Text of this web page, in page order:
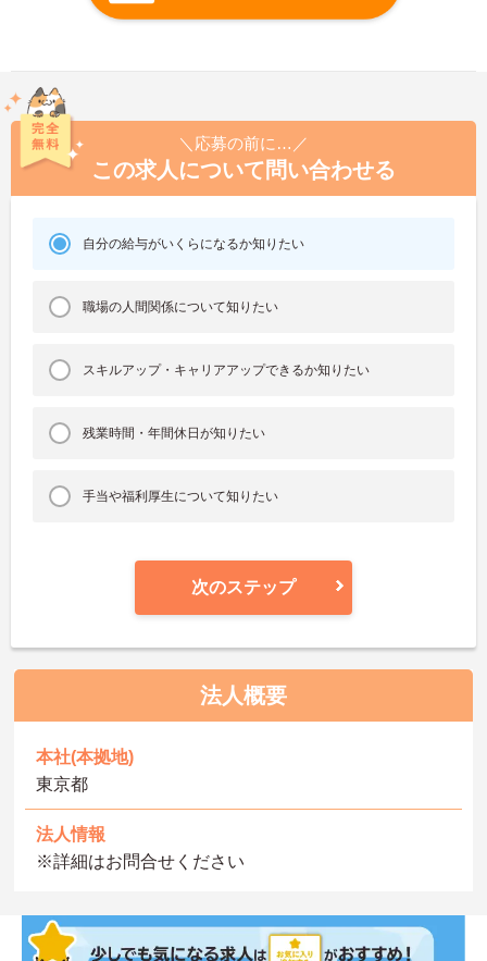
＼応募の前に…／
この求人について問い合わせる
自分の給与がいくらになるか知りたい
職場の人間関係について知りたい
スキルアップ・キャリアアップできるか知りたい
残業時間・年間休日が知りたい
手当や福利厚生について知りたい
次のステップ
法人概要
本社(本拠地)
東京都
法人情報
※詳細はお問合せください